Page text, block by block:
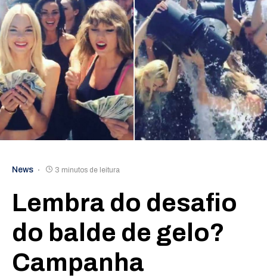
News 3 minutos de leitura
Lembra do desafio
do balde de gelo?
Campanha